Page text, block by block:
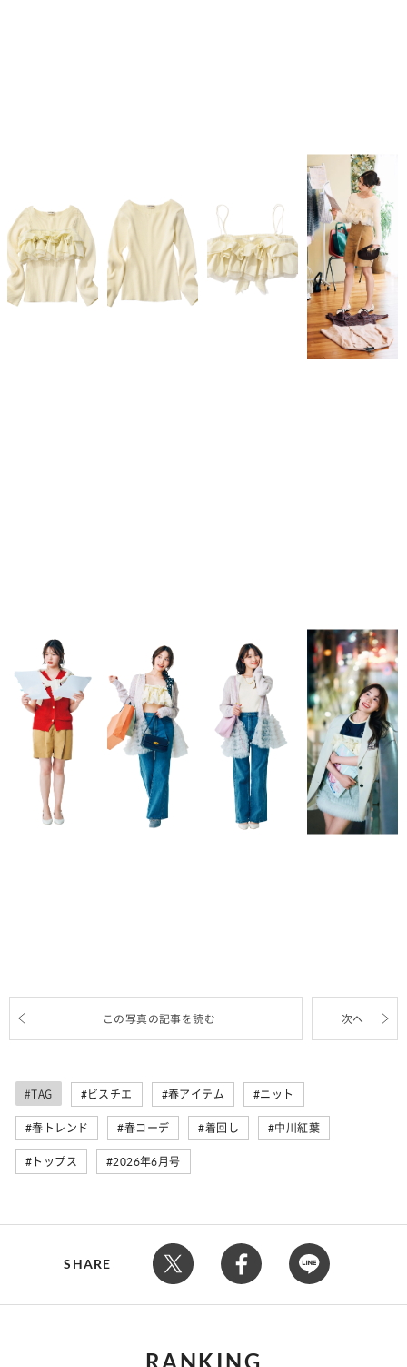
この写真の記事を読む 次へ
#TAG ビスチエ 春アイテム ニット
春トレンド 春コーデ 着回し 中川紅葉
トップス 2026年6月号
SHARE
RANKING